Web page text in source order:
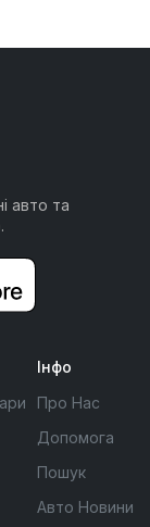
авто та
Інфо
Про Нас
Допомога
Пошук
Авто Новини